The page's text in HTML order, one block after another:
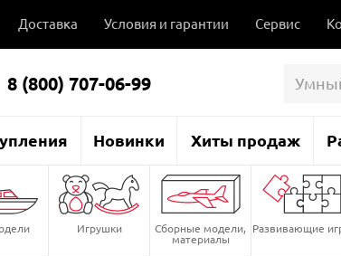
Доставка Условия и гарантии Сервис
8 (800) 707-06-99
Новинки Хиты продаж
Игрушки Сборные модели,
материалы
Развивающие